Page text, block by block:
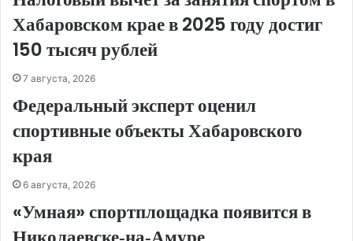
Хабаровском крае в 2025 году достиг
150 тысяч рублей
7 августа, 2026
Федеральный эксперт оценил
спортивные объекты Хабаровского
края
6 августа, 2026
«Умная» спортплощадка появится в